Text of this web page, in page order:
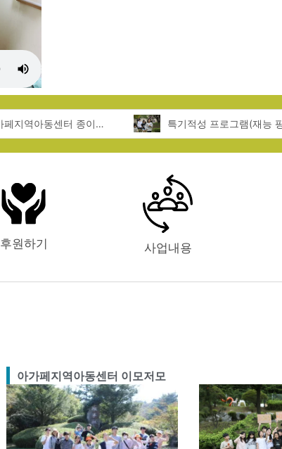
아가페지역아동센터 종이접기 체험
후원하기 사업내용
아가페지역아동센터 이모저모